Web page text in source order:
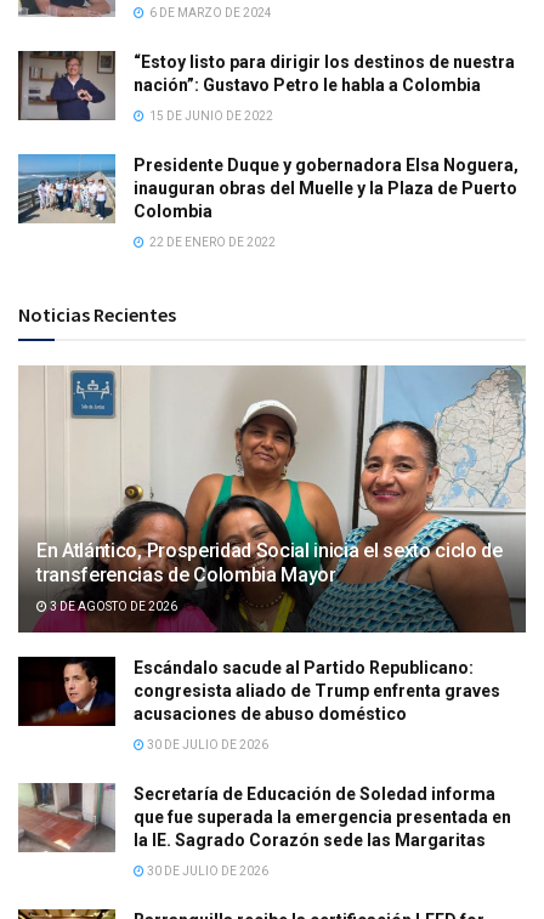
6 DE MARZO DE 2024
“Estoy listo para dirigir los destinos de nuestra
nación”: Gustavo Petro le habla a Colombia
15 DE JUNIO DE 2022
Presidente Duque y gobernadora Elsa Noguera,
inauguran obras del Muelle y la Plaza de Puerto
Colombia
22 DE ENERO DE 2022
Noticias Recientes
En Atlántico, Prosperidad Social inicia el sexto ciclo de
transferencias de Colombia Mayor
3 DE AGOSTO DE 2026
Escándalo sacude al Partido Republicano:
congresista aliado de Trump enfrenta graves
acusaciones de abuso doméstico
30 DE JULIO DE 2026
Secretaría de Educación de Soledad informa
que fue superada la emergencia presentada en
la IE. Sagrado Corazón sede las Margaritas
30 DE JULIO DE 2026